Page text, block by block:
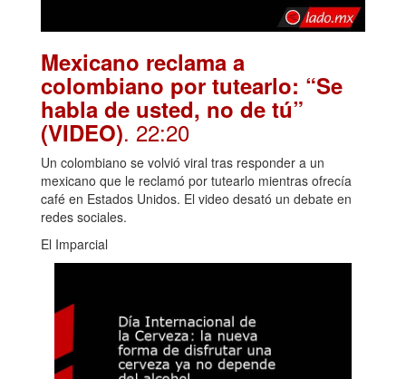
Mexicano reclama a
colombiano por tutearlo: “Se
habla de usted, no de tú”
(VIDEO). 22:20
Un colombiano se volvió viral tras responder a un
mexicano que le reclamó por tutearlo mientras ofrecía
café en Estados Unidos. El video desató un debate en
redes sociales.
El Imparcial